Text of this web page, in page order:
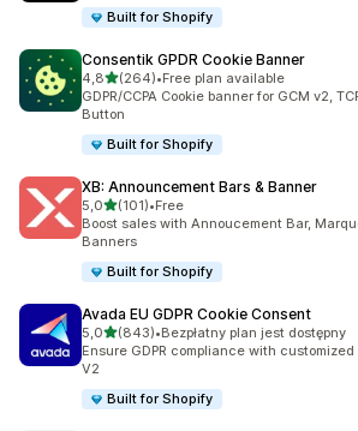
Built for Shopify
Consentik GPDR Cookie Banner
4,8na 5 gwiazdek
(264)
Łączna liczba recenzji: 264
•Free plan available
GDPR/CCPA Cookie banner for GCM v2,
Button
Built for Shopify
XB: Announcement Bars & Banner
5,0na 5 gwiazdek
(101)
Łączna liczba recenzji: 101
•Free
Boost sales with Annoucement Bar,
Banners
Built for Shopify
Avada EU GDPR Cookie Consent
5,0na 5 gwiazdek
(843)
Łączna liczba recenzji: 843
•Bezpłatny plan jest dostępny
Ensure GDPR compliance with
V2
Built for Shopify